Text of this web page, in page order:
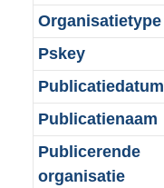
Organisatietype
Pskey
Publicatiedatum
Publicatienaam
Publicerende
organisatie